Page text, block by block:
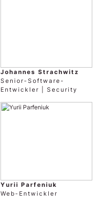
Johannes Strachwitz
Senior-Software-
Entwickler | Security
Yurii Parfeniuk
Web-Entwickler